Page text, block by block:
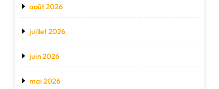
août 2026
juillet 2026
juin 2026
mai 2026